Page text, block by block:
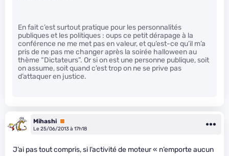
En fait c’est surtout pratique pour les personnalités
publiques et les politiques : oups ce petit dérapage à la
conférence ne me met pas en valeur, et qu’est-ce qu’il m’a
pris de ne pas me changer après la soirée halloween au
thème “Dictateurs”. Or si on est une personne publique, soit
on assume, soit quand c’est trop on ne se prive pas
d’attaquer en justice.
Mihashi Premium
Le 25/06/2013 à 17h18
J’ai pas tout compris, si l’activité de moteur « n’emporte aucun